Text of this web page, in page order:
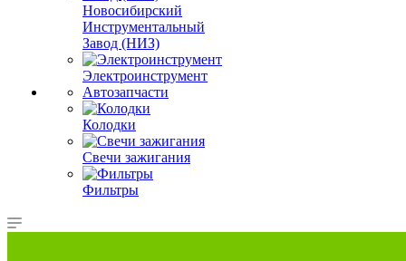
Новосибирский
Инструментальный
Завод (НИЗ)
Электроинструмент
Автозапчасти
Колодки
Свечи зажигания
Фильтры